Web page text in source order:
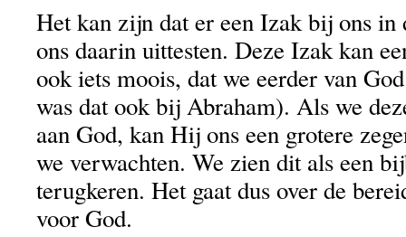
Het kan zijn dat er een Izak bij ons in
ons daarin uittesten. Deze Izak kan
ook iets moois, dat we eerder van
was dat ook bij Abraham). Als we
aan God, kan Hij ons een grotere
we verwachten. We zien dit als een
terugkeren. Het gaat dus over de
voor God.